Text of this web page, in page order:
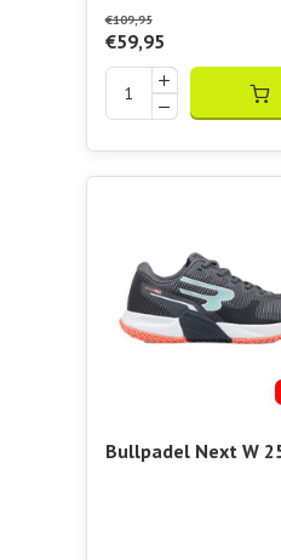
€109,95
€59,95
Bullpadel Next W